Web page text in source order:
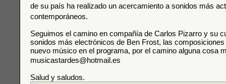
de su país ha realizado un acercamiento a sonidos más
contemporáneos.
Seguimos el camino en compañía de Carlos Pizarro y su
sonidos más electrónicos de Ben Frost, las composiciones
nuevo músico en el programa, por el camino alguna cosa
musicastardes@hotmail.es
Salud y saludos.